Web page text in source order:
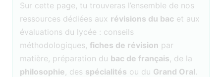
Sur cette page, tu trouveras l’ensemble de nos
ressources dédiées aux révisions du bac et aux
évaluations du lycée : conseils
méthodologiques, fiches de révision par
matière, préparation du bac de français, de la
philosophie, des spécialités ou du Grand Oral.